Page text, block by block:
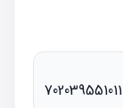
702039551011